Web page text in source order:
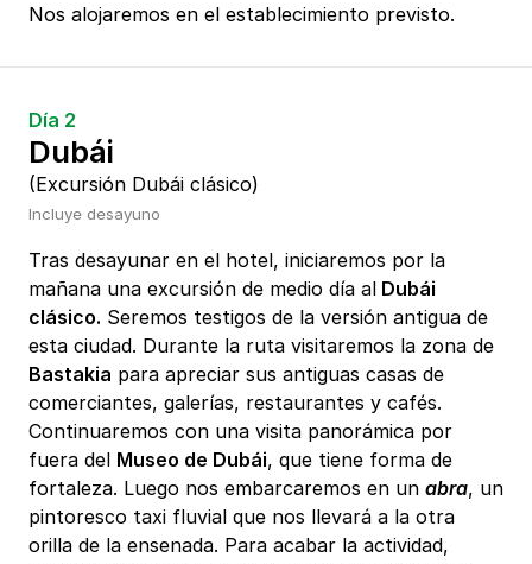
Nos alojaremos en el establecimiento previsto.
Día 2
Dubái
(Excursión Dubái clásico)
Incluye desayuno
Tras desayunar en el hotel, iniciaremos por la
mañana una excursión de medio día al Dubái
clásico. Seremos testigos de la versión antigua de
esta ciudad. Durante la ruta visitaremos la zona de
Bastakia para apreciar sus antiguas casas de
comerciantes, galerías, restaurantes y cafés.
Continuaremos con una visita panorámica por
fuera del Museo de Dubái, que tiene forma de
fortaleza. Luego nos embarcaremos en un abra, un
pintoresco taxi fluvial que nos llevará a la otra
orilla de la ensenada. Para acabar la actividad,